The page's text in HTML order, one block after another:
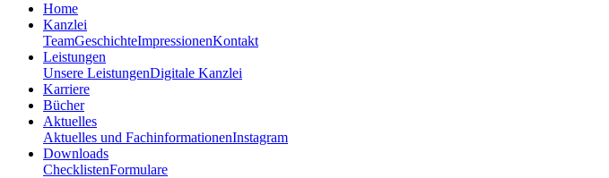
Home
Kanzlei
TeamGeschichteImpressionenKontakt
Leistungen
Unsere LeistungenDigitale Kanzlei
Karriere
Bücher
Aktuelles
Aktuelles und FachinformationenInstagram
Downloads
ChecklistenFormulare